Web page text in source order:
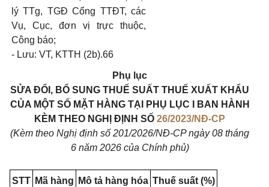
lý TTg, TGĐ Cổng TTĐT, các
Vụ, Cục, đơn vị trực thuộc,
Công báo;
- Lưu: VT, KTTH (2b).66
Phụ lục
SỬA ĐỔI, BỔ SUNG THUẾ SUẤT THUẾ XUẤT KHẨU
CỦA MỘT SỐ MẶT HÀNG TẠI PHỤ LỤC I BAN HÀNH
KÈM THEO NGHỊ ĐỊNH SỐ 26/2023/NĐ-CP
(Kèm theo Nghị định số 201/2026/NĐ-CP ngày 08 tháng
6 năm 2026 của Chính phủ)
STT Mã hàng Mô tả hàng hóa Thuế suất (%)